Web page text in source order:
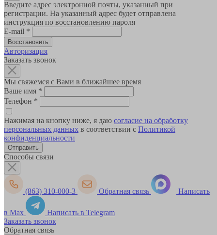
Введите адрес электронной почты, указанный при
регистрации. На указанный адрес будет отправлена
инструкция по восстановлению пароля
E-mail *
Авторизация
Заказать звонок
Мы свяжемся с Вами в ближайшее время
Ваше имя *
Телефон *
Нажимая на кнопку ниже, я даю согласие на обработку
персональных данных в соответствии с Политикой
конфиденциальности
Способы связи
(863) 310-000-3 Обратная связь Написать
в Max
Написать в Telegram
Заказать звонок
Обратная связь